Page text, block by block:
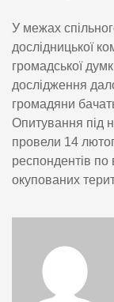
У межах
дослідницької
громадської
дослідження
громадяни
Опитування під
провели 14
респондентів по
окупованих